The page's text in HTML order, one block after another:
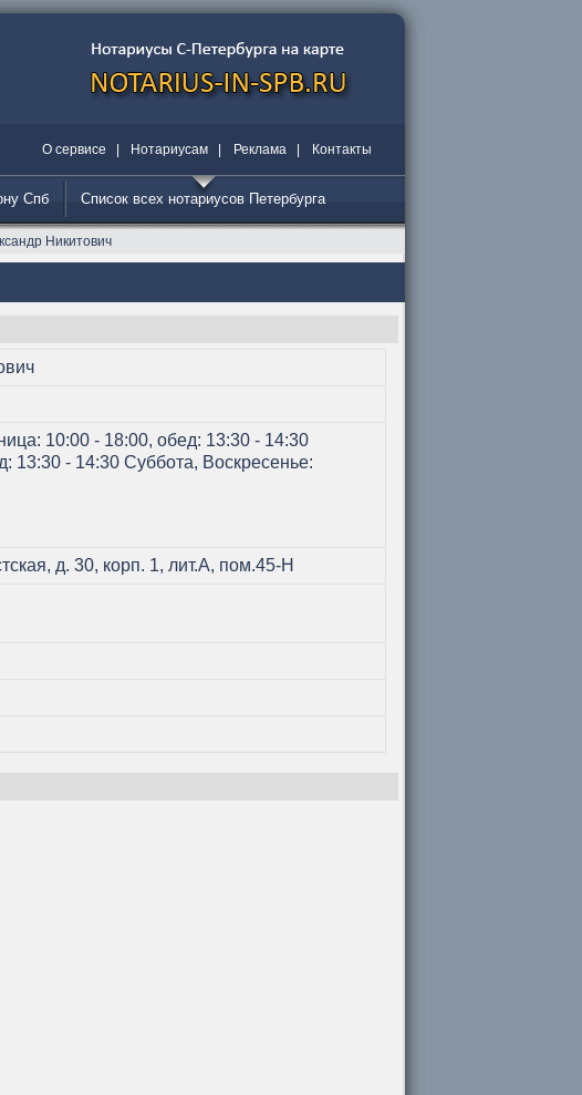
О сервисе Нотариусам Реклама Контакты
Спб Список всех нотариусов Петербурга
Никитович
10:00 - 18:00, обед: 13:30 - 14:30
13:30 - 14:30 Суббота, Воскресенье:
д. 30, корп. 1, лит.А, пом.45-Н